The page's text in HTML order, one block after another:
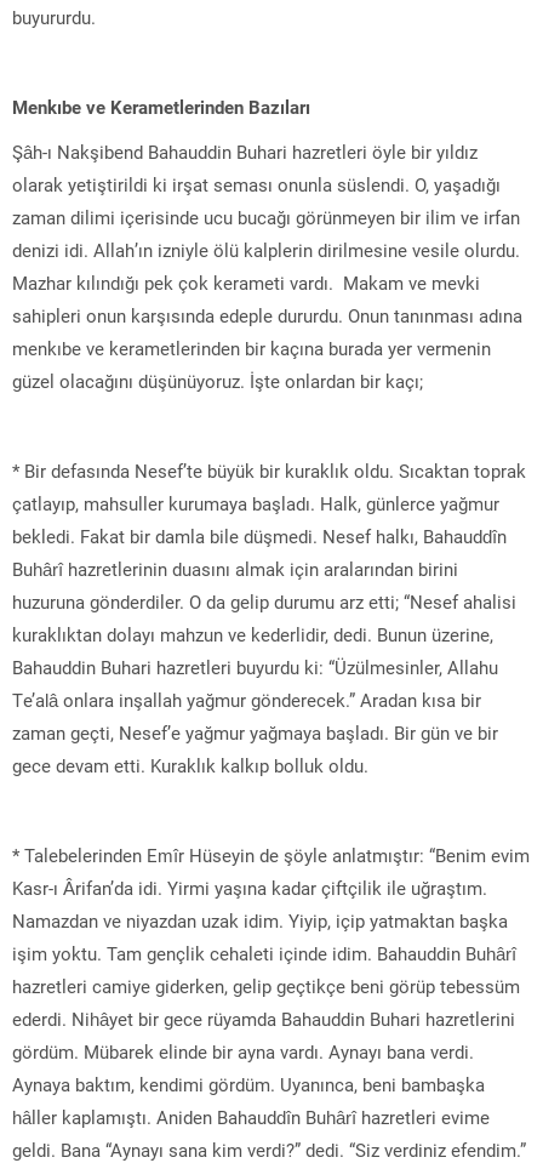
buyururdu.
Menkıbe ve Kerametlerinden Bazıları
Şâh-ı Nakşibend Bahauddin Buhari hazretleri öyle bir yıldız
olarak yetiştirildi ki irşat seması onunla süslendi. O, yaşadığı
zaman dilimi içerisinde ucu bucağı görünmeyen bir ilim ve irfan
denizi idi. Allah’ın izniyle ölü kalplerin dirilmesine vesile olurdu.
Mazhar kılındığı pek çok kerameti vardı. Makam ve mevki
sahipleri onun karşısında edeple dururdu. Onun tanınması adına
menkıbe ve kerametlerinden bir kaçına burada yer vermenin
güzel olacağını düşünüyoruz. İşte onlardan bir kaçı;
* Bir defasında Nesef’te büyük bir kuraklık oldu. Sıcaktan toprak
çatlayıp, mahsuller kurumaya başladı. Halk, günlerce yağmur
bekledi. Fakat bir damla bile düşmedi. Nesef halkı, Bahauddîn
Buhârî hazretlerinin duasını almak için aralarından birini
huzuruna gönderdiler. O da gelip durumu arz etti; “Nesef ahalisi
kuraklıktan dolayı mahzun ve kederlidir, dedi. Bunun üzerine,
Bahauddin Buhari hazretleri buyurdu ki: “Üzülmesinler, Allahu
Te’alâ onlara inşallah yağmur gönderecek.” Aradan kısa bir
zaman geçti, Nesef’e yağmur yağmaya başladı. Bir gün ve bir
gece devam etti. Kuraklık kalkıp bolluk oldu.
* Talebelerinden Emîr Hüseyin de şöyle anlatmıştır: “Benim evim
Kasr-ı Ârifan’da idi. Yirmi yaşına kadar çiftçilik ile uğraştım.
Namazdan ve niyazdan uzak idim. Yiyip, içip yatmaktan başka
işim yoktu. Tam gençlik cehaleti içinde idim. Bahauddin Buhârî
hazretleri camiye giderken, gelip geçtikçe beni görüp tebessüm
ederdi. Nihâyet bir gece rüyamda Bahauddin Buhari hazretlerini
gördüm. Mübarek elinde bir ayna vardı. Aynayı bana verdi.
Aynaya baktım, kendimi gördüm. Uyanınca, beni bambaşka
hâller kaplamıştı. Aniden Bahauddîn Buhârî hazretleri evime
geldi. Bana “Aynayı sana kim verdi?” dedi. “Siz verdiniz efendim.”